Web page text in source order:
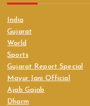
India
Gujarat
World
Sports
Gujarat Report Special
Mayur Jani Official
Ajab Gajab
Dharm